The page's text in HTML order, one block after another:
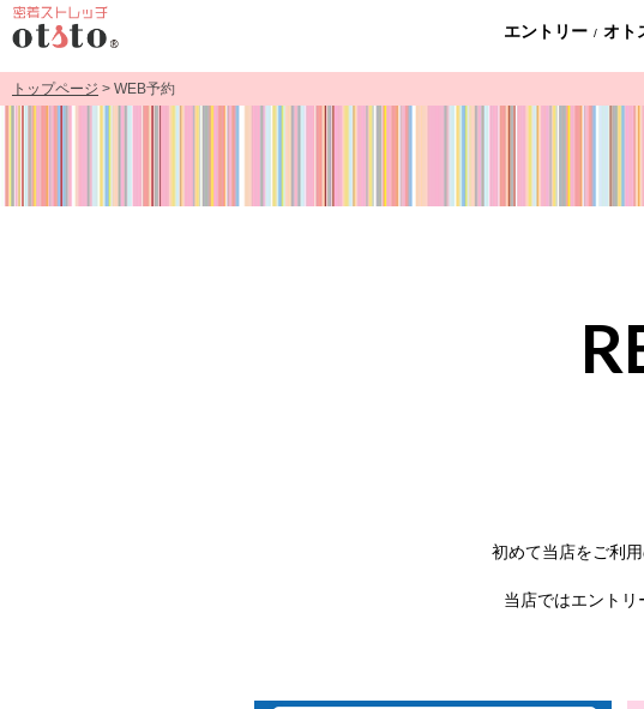
エントリー / オト
トップページ > WEB予約
初めて当店をご利
当店ではエントリ